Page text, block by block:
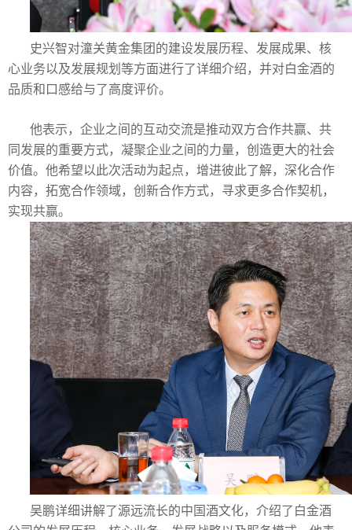
史兴智对潼关黄金集团的建设发展历程、发展成果、核
心业务以及发展规划等方面进行了详细介绍，并对白金酒的
品质和口感给与了高度评价。
他表示，企业之间的互动交流是推动双方合作共赢、共
同发展的重要方式，凝聚企业之间的力量，创造更大的社会
价值。他希望以此次活动为起点，增进彼此了解，深化合作
内容，拓宽合作领域，创新合作方式，寻求更多合作契机，
实现共赢。
吴鹏详细讲解了源远流长的中国酒文化，介绍了白金酒